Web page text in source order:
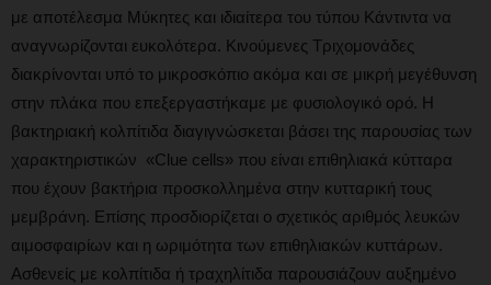
με αποτέλεσμα Μύκητες και ιδιαίτερα του τύπου Κάντιντα να
αναγνωρίζονται ευκολότερα. Κινούμενες Τριχομονάδες
διακρίνονται υπό το μικροσκόπιο ακόμα και σε μικρή μεγέθυνση
στην πλάκα που επεξεργαστήκαμε με φυσιολογικό ορό. Η
βακτηριακή κολπίτιδα διαγιγνώσκεται βάσει της παρουσίας των
χαρακτηριστικών «Clue cells» που είναι επιθηλιακά κύτταρα
που έχουν βακτήρια προσκολλημένα στην κυτταρική τους
μεμβράνη. Επίσης προσδιορίζεται ο σχετικός αριθμός λευκών
αιμοσφαιρίων και η ωριμότητα των επιθηλιακών κυττάρων.
Ασθενείς με κολπίτιδα ή τραχηλίτιδα παρουσιάζουν αυξημένο